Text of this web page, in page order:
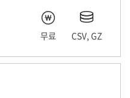
무료 CSV, GZ